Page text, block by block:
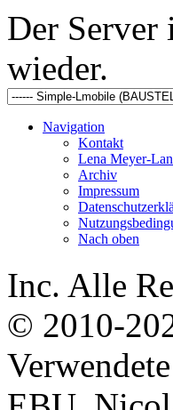
Der Server
wieder.
Navigation
Kontakt
Lena Meyer-
Archiv
Impressum
Nach oben
Inc. Alle
© 2010-